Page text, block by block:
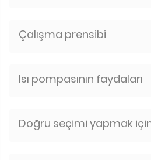
Çalışma prensibi
Isı pompasının faydaları
Doğru seçimi yapmak için